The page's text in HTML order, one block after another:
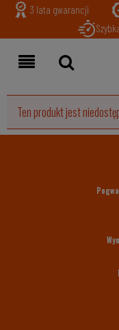
3 lata gwarancji
Ten produkt jest